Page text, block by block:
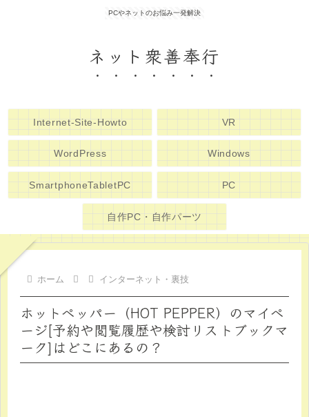
PCやネットのお悩み一発解決
ネット衆善奉行
Internet-Site-Howto VR
WordPress Windows
SmartphoneTabletPC PC
自作PC・自作パーツ
ホーム インターネット・裏技
ホットペッパー（HOT PEPPER）のマイペ
ージ[予約や閲覧履歴や検討リストブックマ
ーク]はどこにあるの？